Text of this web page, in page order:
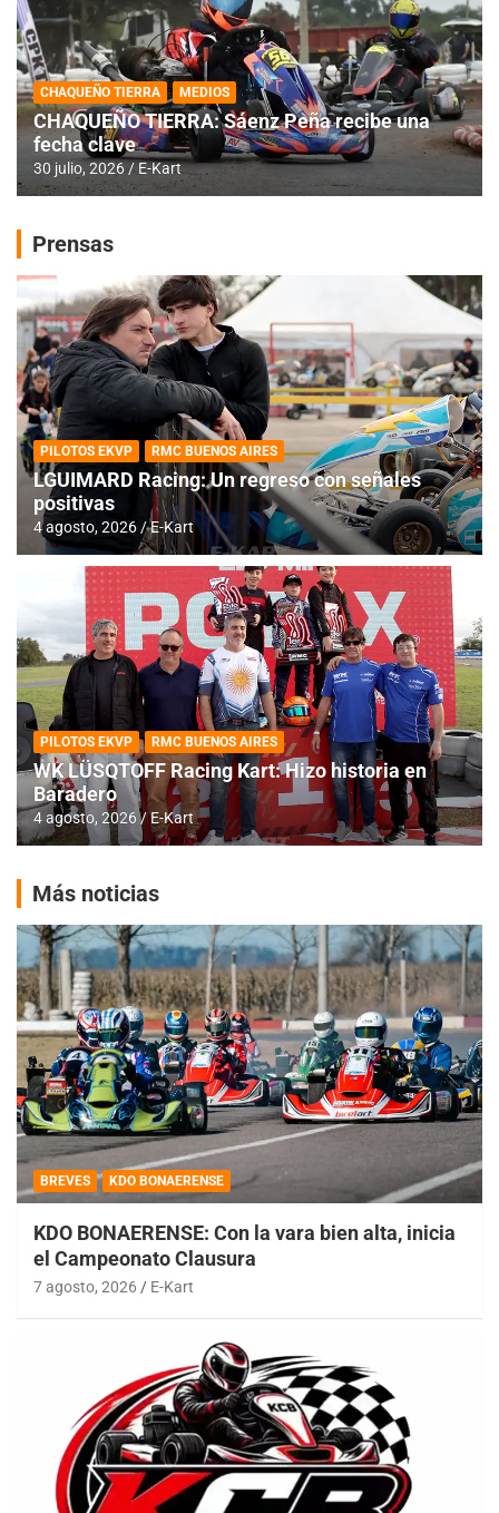
CHAQUEÑO TIERRA MEDIOS
CHAQUEÑO TIERRA: Sáenz Peña recibe una
fecha clave
30 julio, 2026 E-Kart
Prensas
PILOTOS EKVP RMC BUENOS AIRES
LGUIMARD Racing: Un regreso con señales
positivas
4 agosto, 2026 E-Kart
PILOTOS EKVP RMC BUENOS AIRES
WK LÜSQTOFF Racing Kart: Hizo historia en
Baradero
4 agosto, 2026 E-Kart
Más noticias
BREVES KDO BONAERENSE
KDO BONAERENSE: Con la vara bien alta, inicia
el Campeonato Clausura
7 agosto, 2026 E-Kart